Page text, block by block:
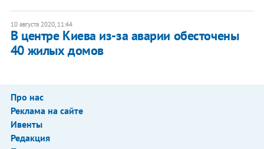
10 августа 2020, 11:44
В центре Киева из-за аварии обесточены
40 жилых домов
Про нас
Реклама на сайте
Ивенты
Редакция